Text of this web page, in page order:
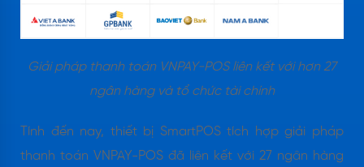
Giải pháp thanh toán VNPAY-POS liên kết với hơn 27
ngân hàng và tổ chức tài chính
Tính đến nay, thiết bị SmartPOS tích hợp giải pháp
thanh toán VNPAY-POS đã liên kết với 27 ngân hàng